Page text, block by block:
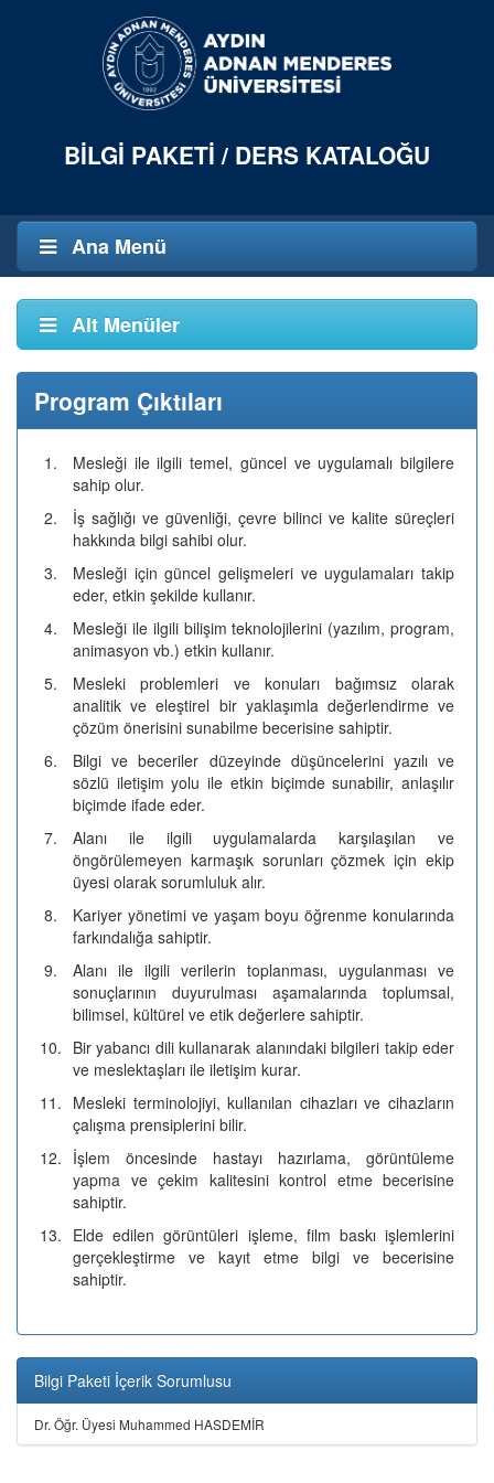
BILGI PAKETI / DERS KATALOĞU
Ana Menü
Alt Menüler
Program Çıktıları
1.
Mesleği ile ilgili temel, güncel ve uygulamalı bilgilere
sahip olur.
2.
İş sağlığı ve güvenliği, çevre bilinci ve kalite süreçleri
hakkında bilgi sahibi olur.
3.
Mesleği için güncel gelişmeleri ve uygulamaları takip
eder, etkin şekilde kullanır.
4.
Mesleği ile ilgili bilişim teknolojilerini (yazılım, program,
animasyon vb.) etkin kullanır.
5.
Mesleki problemleri ve konuları bağımsız olarak
analitik ve eleştirel bir yaklaşımla değerlendirme ve
çözüm önerisini sunabilme becerisine sahiptir.
6.
Bilgi ve beceriler düzeyinde düşüncelerini yazılı ve
sözlü iletişim yolu ile etkin biçimde sunabilir, anlaşılır
biçimde ifade eder.
7.
Alanı ile ilgili uygulamalarda karşılaşılan ve
öngörülemeyen karmaşık sorunları çözmek için ekip
üyesi olarak sorumluluk alır.
8.
Kariyer yönetimi ve yaşam boyu öğrenme konularında
farkındalığa sahiptir.
9.
Alanı ile ilgili verilerin toplanması, uygulanması ve
sonuçlarının duyurulması aşamalarında toplumsal,
bilimsel, kültürel ve etik değerlere sahiptir.
10. Bir yabancı dili kullanarak alanındaki bilgileri takip eder
ve meslektaşları ile iletişim kurar.
11. Mesleki terminolojiyi, kullanılan cihazları ve cihazların
çalışma prensiplerini bilir.
12. İşlem öncesinde hastayı hazırlama, görüntüleme
yapma ve çekim kalitesini kontrol etme becerisine
sahiptir.
13. Elde edilen görüntüleri işleme, film baskı işlemlerini
gerçekleştirme ve kayıt etme bilgi ve becerisine
sahiptir.
Bilgi Paketi İçerik Sorumlusu
Dr. Öğr. Üyesi Muhammed HASDEMİR